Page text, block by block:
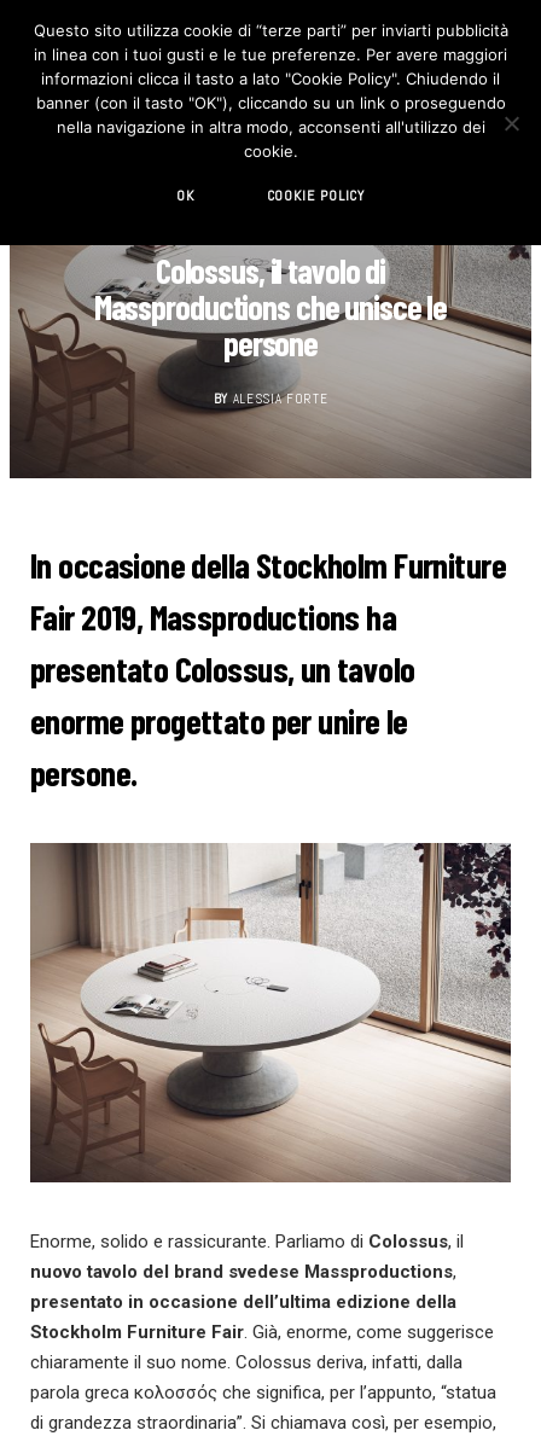
F
c
e
b
o
I
n
s
t
Colossus, il tavolo di
Massproductions che unisce le
persone
BY ALESSIA FORTE
In occasione della Stockholm Furniture
Fair 2019, Massproductions ha
presentato Colossus, un tavolo
enorme progettato per unire le
persone.
Enorme, solido e rassicurante. Parliamo di Colossus, il
nuovo tavolo del brand svedese Massproductions,
presentato in occasione dell’ultima edizione della
Stockholm Furniture Fair. Già, enorme, come suggerisce
chiaramente il suo nome. Colossus deriva, infatti, dalla
parola greca κολοσσός che significa, per l’appunto, “statua
di grandezza straordinaria”. Si chiamava così, per esempio,
Questo sito utilizza cookie di “terze parti” per inviarti pubblicità
in linea con i tuoi gusti e le tue preferenze. Per avere maggiori
informazioni clicca il tasto a lato "Cookie Policy". Chiudendo il
banner (con il tasto "OK"), cliccando su un link o proseguendo
nella navigazione in altra modo, acconsenti all'utilizzo dei
cookie.
OK COOKIE POLICY